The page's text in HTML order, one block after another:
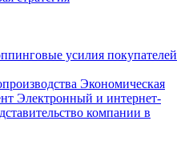
усилия покупателей
Экономическая
Электронный и интернет-
компании в